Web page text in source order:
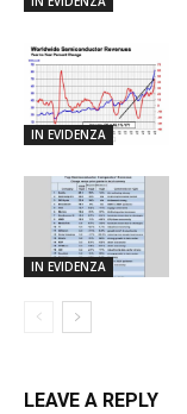
IN EVIDENZA
IN EVIDENZA
LEAVE A REPLY